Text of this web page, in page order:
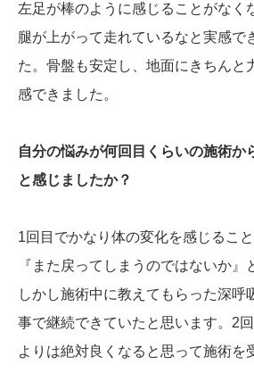
左足が棒のように感じることがなく
腿が上がって走れているなと実感で
た。骨盤も安定し、地面にきちんと
感できました。
自分の悩みが何回目くらいの施術か
と感じましたか？
1回目でかなり体の変化を感じるこ
『また戻ってしまうのではないか』
しかし施術中に教えてもらった深呼
事で継続できていたと思います。2
よりは絶対良くなると思って施術を